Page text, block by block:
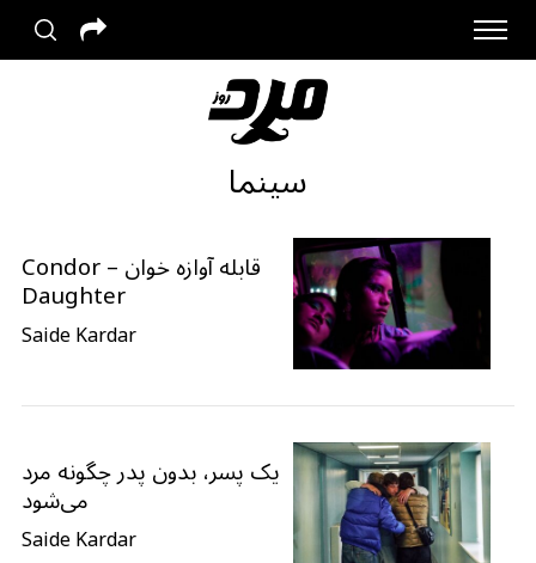
سینما
قابله آوازه خوان – Condor
Daughter
Saide Kardar
یک پسر، بدون پدر چگونه مرد
می‌شود
Saide Kardar